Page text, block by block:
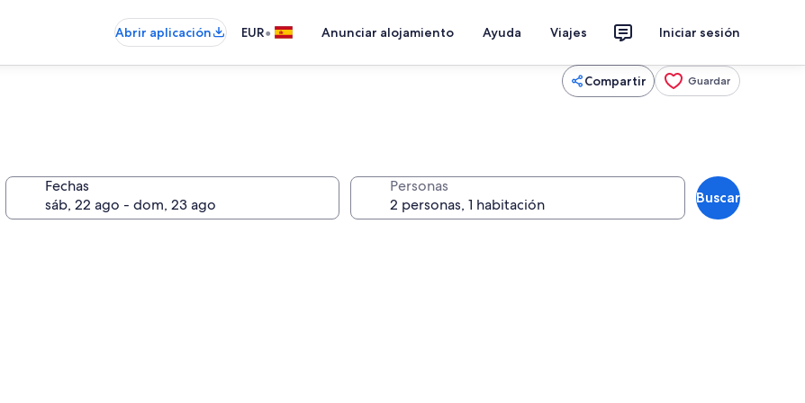
Abrir aplicación EUR• Anunciar alojamiento Ayuda Viajes Iniciar sesión
Compartir Guardar
Fechas Personas
Buscar